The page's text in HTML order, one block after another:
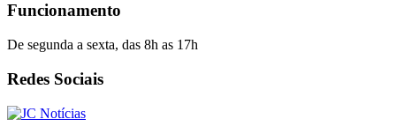
Funcionamento
De segunda a sexta, das 8h as 17h
Redes Sociais